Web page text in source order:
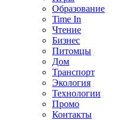
Образование
Time In
Чтение
Бизнес
Питомцы
Дом
Транспорт
Экология
Технологии
Промо
Контакты